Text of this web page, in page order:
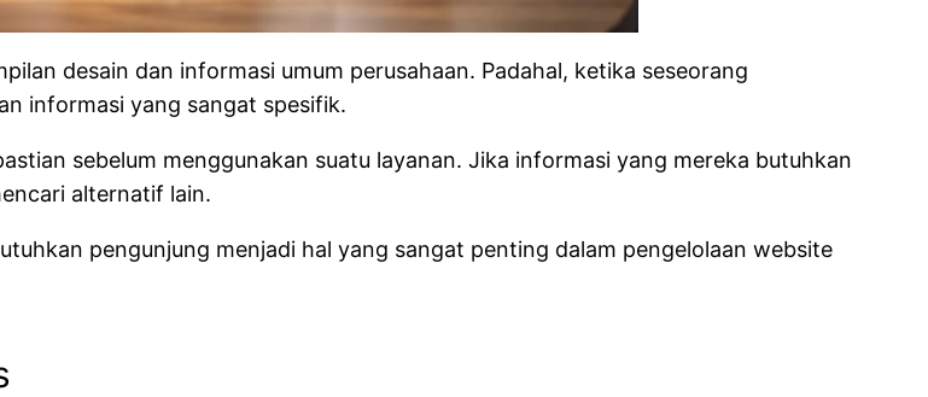
desain dan informasi umum perusahaan. Padahal, ketika seseorang
informasi yang sangat spesifik.
sebelum menggunakan suatu layanan. Jika informasi yang mereka butuhkan
alternatif lain.
pengunjung menjadi hal yang sangat penting dalam pengelolaan website